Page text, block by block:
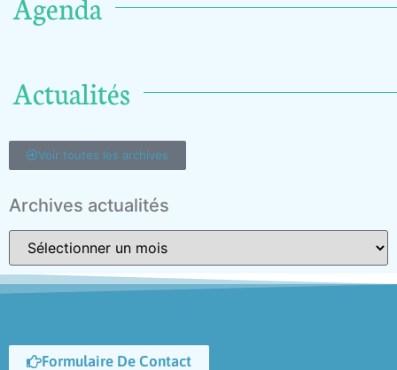
Actualités
Voir toutes les archives
Archives actualités
Formulaire De Contact